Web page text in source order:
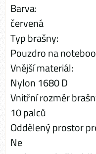
Barva:
červená
Typ brašny:
Pouzdro na
Vnější materiál:
Nylon 1680 D
Vnitřní rozměr
10 palců
Oddělený prostor
Ne